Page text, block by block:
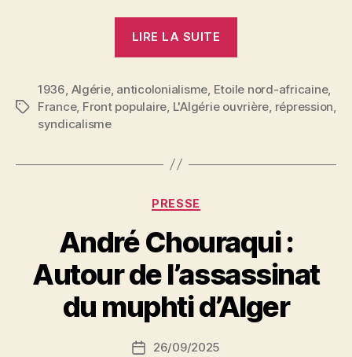
LIRE LA SUITE
injustement
poursuivie
Organisations
du
Front
Populaire
la
Étiquettes
1936 Algérie, anticolonialisme Etoile nord-africaine,
France, Front populaire L'Algérie ouvrière répression
syndicalisme
Catégories
PRESSE
André Chouraqui :
Autour de l’assassinat
du muphti d’Alger
Auteur
a
r
S
N
Date26/09/2025